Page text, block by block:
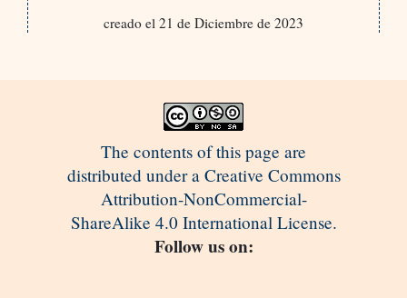
creado el 21 de Diciembre de 2023
The contents of this page are
distributed under a Creative Commons
Attribution-NonCommercial-
ShareAlike 4.0 International License.
Follow us on: